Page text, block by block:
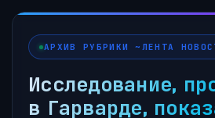
АРХИВ РУБРИКИ ~ЛЕНТА
Исследование,
в Гарварде,